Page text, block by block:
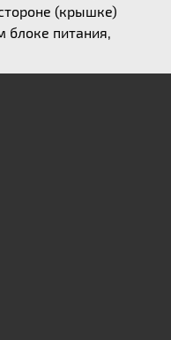
(крышке)
блоке питания,